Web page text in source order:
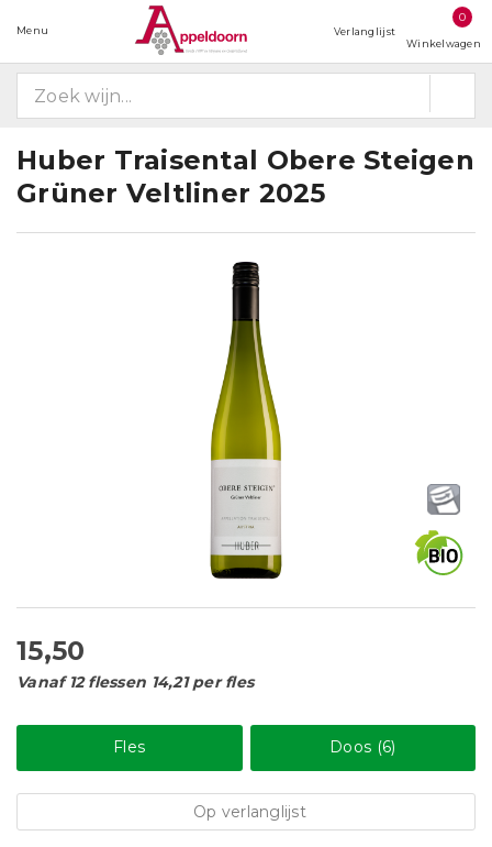
Menu Verlanglijst
0
Winkelwagen
Huber Traisental Obere Steigen
Grüner Veltliner 2025
15,50
Vanaf 12 flessen 14,21 per fles
Fles Doos (6)
Op verlanglijst